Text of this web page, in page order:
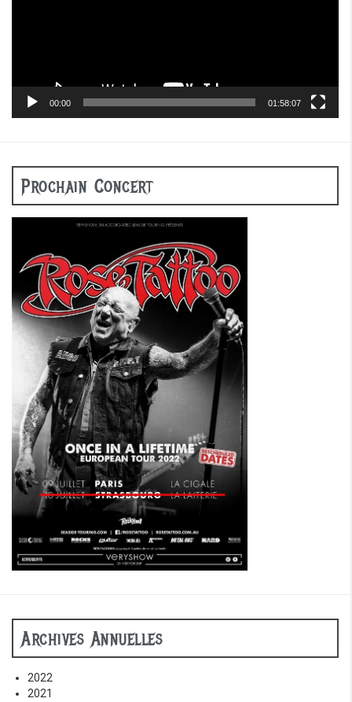
00:00 01:58:07
Prochain Concert
Archives Annuelles
2022
2021